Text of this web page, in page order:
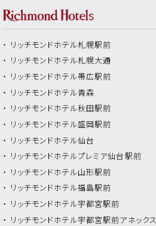
リッチモンドホテル札幌駅前
リッチモンドホテル札幌大通
リッチモンドホテル帯広駅前
リッチモンドホテル青森
リッチモンドホテル秋田駅前
リッチモンドホテル盛岡駅前
リッチモンドホテル仙台
リッチモンドホテルプレミア仙台駅前
リッチモンドホテル山形駅前
リッチモンドホテル福島駅前
リッチモンドホテル宇都宮駅前
リッチモンドホテル宇都宮駅前アネックス